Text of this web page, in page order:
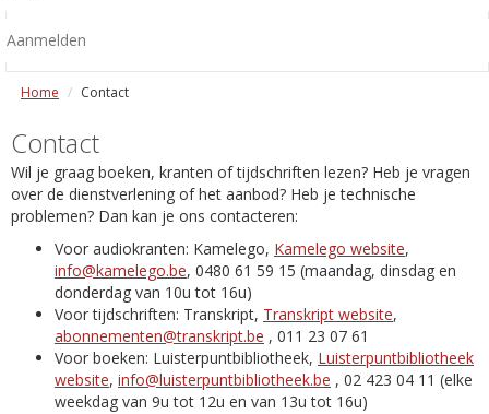
Aanmelden
Home Contact
Contact
Wil je graag boeken, kranten of tijdschriften lezen? Heb je vragen
over de dienstverlening of het aanbod? Heb je technische
problemen? Dan kan je ons contacteren:
Voor audiokranten: Kamelego, Kamelego website,
info@kamelego.be, 0480 61 59 15 (maandag, dinsdag en
donderdag van 10u tot 16u)
Voor tijdschriften: Transkript, Transkript website,
abonnementen@transkript.be , 011 23 07 61
Voor boeken: Luisterpuntbibliotheek, Luisterpuntbibliotheek
website, info@luisterpuntbibliotheek.be , 02 423 04 11 (elke
weekdag van 9u tot 12u en van 13u tot 16u)